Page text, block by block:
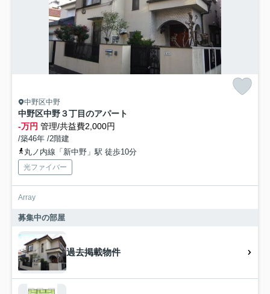
中野区中野
中野区中野３丁目のアパート
-万円 管理/共益費2,000円
/築46年 /2階建
丸ノ内線「新中野」駅 徒歩10分
光ファイバー
Array
募集中の部屋
過去掲載物件